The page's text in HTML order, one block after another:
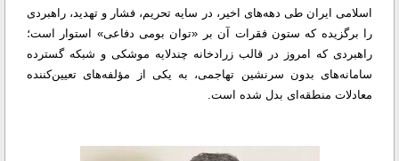
اسلامی ایران طی دهه‌های اخیر، در سایه تحریم، فشار و تهدید، راهبردی
را برگزیده که ستون فقرات آن بر «توان بومی دفاعی» استوار است؛
راهبردی که امروز در قالب زرادخانه چندلایه موشکی و شبکه گسترده
سامانه‌های بدون سرنشین تهاجمی، به یکی از مؤلفه‌های تعیین‌کننده
معادلات منطقه‌ای بدل شده است.